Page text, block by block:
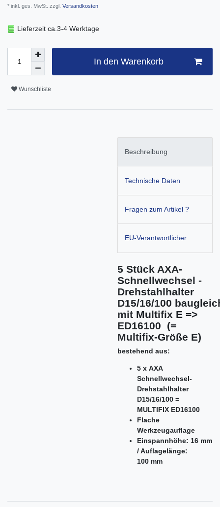
* inkl. ges. MwSt. zzgl. Versandkosten
Lieferzeit ca.3-4 Werktage
In den Warenkorb
Wunschliste
Beschreibung
Technische Daten
Fragen zum Artikel ?
EU-Verantwortlicher
5 Stück AXA-
Schnellwechsel -
Drehstahlhalter
D15/16/100
mit Multifix E =>
ED16100 (=
Multifix-Größe E)
bestehend aus:
5 x AXA
Schnellwechsel-
Drehstahlhalter
D15/16/100 =
MULTIFIX ED16100
Flache
Werkzeugauflage
Einspannhöhe: 16 mm
/ Auflagelänge:
100 mm